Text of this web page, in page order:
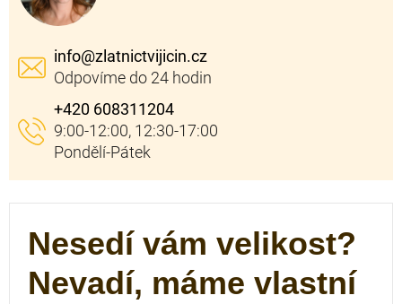
info@zlatnictvijicin.cz
+420 608311204
Nesedí vám velikost?
Nevadí, máme vlastní